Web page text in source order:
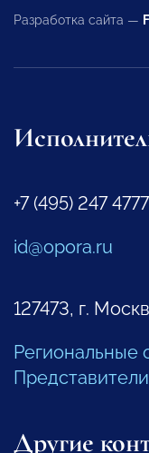
Разработка сайта —
+7 (495) 247 4777
id@opora.ru
127473, г.
Региональные
Другие